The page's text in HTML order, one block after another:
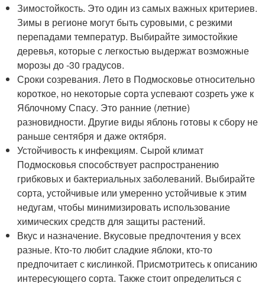
Зимостойкость. Это один из самых важных критериев.
Зимы в регионе могут быть суровыми, с резкими
перепадами температур. Выбирайте зимостойкие
деревья, которые с легкостью выдержат возможные
морозы до -30 градусов.
Сроки созревания. Лето в Подмосковье относительно
короткое, но некоторые сорта успевают созреть уже к
Яблочному Спасу. Это ранние (летние)
разновидности. Другие виды яблонь готовы к сбору не
раньше сентября и даже октября.
Устойчивость к инфекциям. Сырой климат
Подмосковья способствует распространению
грибковых и бактериальных заболеваний. Выбирайте
сорта, устойчивые или умеренно устойчивые к этим
недугам, чтобы минимизировать использование
химических средств для защиты растений.
Вкус и назначение. Вкусовые предпочтения у всех
разные. Кто-то любит сладкие яблоки, кто-то
предпочитает с кислинкой. Присмотритесь к описанию
интересующего сорта. Также стоит определиться с